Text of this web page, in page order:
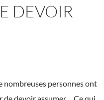
DEVOIR
nombreuses personnes ont
de devoir assumer… Ce qui